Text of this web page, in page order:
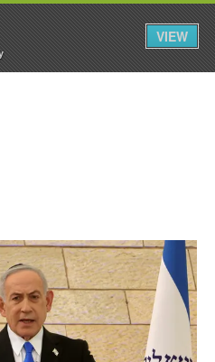
Assine Iniciar Sessão
VIEW